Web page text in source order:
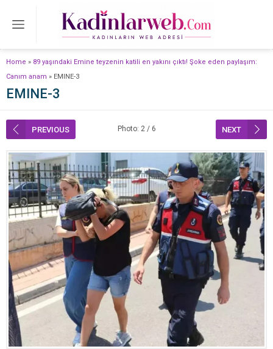
Home » 89 yaşındaki Emine teyzenin katili en yakını çıktı! Şoke eden paylaşım:
Canım anam » EMINE-3
EMINE-3
PREVIOUS Photo: 2 / 6 NEXT